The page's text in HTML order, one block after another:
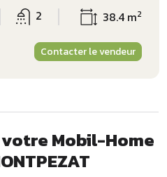
2 38.4 m2
Contacter le vendeur
Mobil-Home